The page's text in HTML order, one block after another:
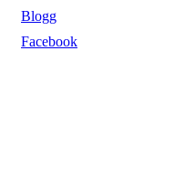
Blogg
Facebook